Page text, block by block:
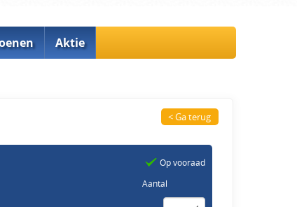
Aktie
< Ga terug
Op vooraad
Aantal